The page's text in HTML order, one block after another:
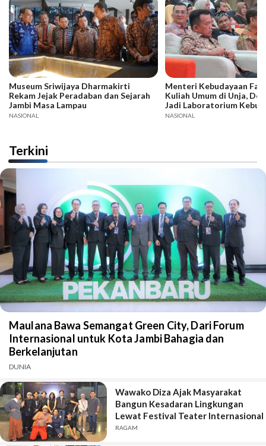
Museum Sriwijaya Dharmakirti
Rekam Jejak Peradaban dan Sejarah
Jambi Masa Lampau
NASIONAL
Menteri Kebudayaan
Kuliah Umum di Unja,
Jadi Laboratorium
NASIONAL
Terkini
Maulana Bawa Semangat Green City, Dari Forum
Internasional untuk Kota Jambi Bahagia dan
Berkelanjutan
DUNIA
Wawako Diza Ajak Masyarakat
Bangun Kesadaran Lingkungan
Lewat Festival Teater Internasional
RAGAM